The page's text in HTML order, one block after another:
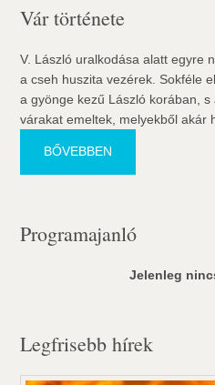
Vár története
V. László uralkodása alatt egyre
a cseh huszita vezérek. Sokféle
a gyönge kezű László korában,
várakat emeltek, melyekből akár
BŐVEBBEN
Programajanló
Jelenleg
Legfrisebb hírek